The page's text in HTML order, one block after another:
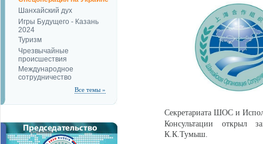
Шанхайский дух
Игры Будущего - Казань
2024
Туризм
Чрезвычайные
происшествия
Международное
сотрудничество
Все темы »
Секретариата ШОС и
Консультации открыл
К.К.Тумыш.